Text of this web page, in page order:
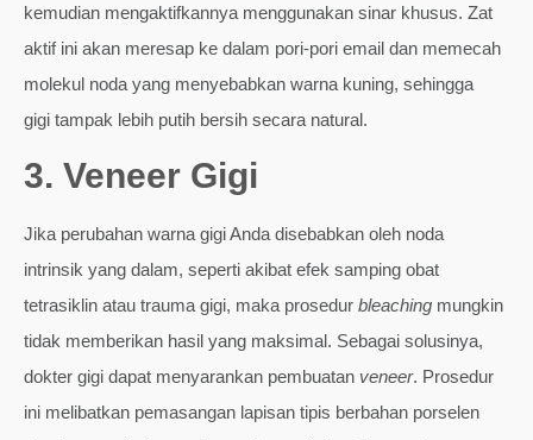
kemudian mengaktifkannya menggunakan sinar khusus. Zat
aktif ini akan meresap ke dalam pori-pori email dan memecah
molekul noda yang menyebabkan warna kuning, sehingga
gigi tampak lebih putih bersih secara natural.
3. Veneer Gigi
Jika perubahan warna gigi Anda disebabkan oleh noda
intrinsik yang dalam, seperti akibat efek samping obat
tetrasiklin atau trauma gigi, maka prosedur bleaching mungkin
tidak memberikan hasil yang maksimal. Sebagai solusinya,
dokter gigi dapat menyarankan pembuatan veneer. Prosedur
ini melibatkan pemasangan lapisan tipis berbahan porselen